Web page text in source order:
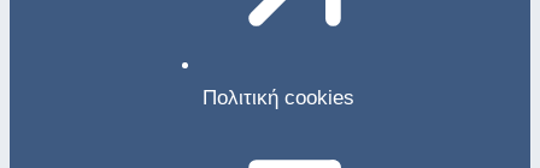
Πολιτική cookies